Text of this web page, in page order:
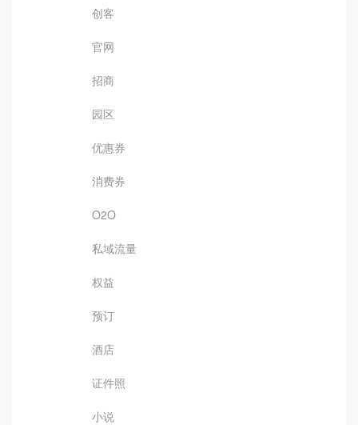
创客
官网
招商
园区
优惠券
消费券
O2O
私域流量
权益
预订
酒店
证件照
小说